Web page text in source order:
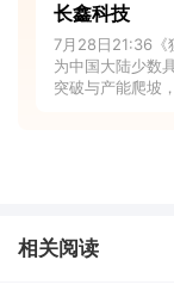
长鑫科技
7月28日21:36《
为中国大陆少数
突破与产能爬坡
相关阅读